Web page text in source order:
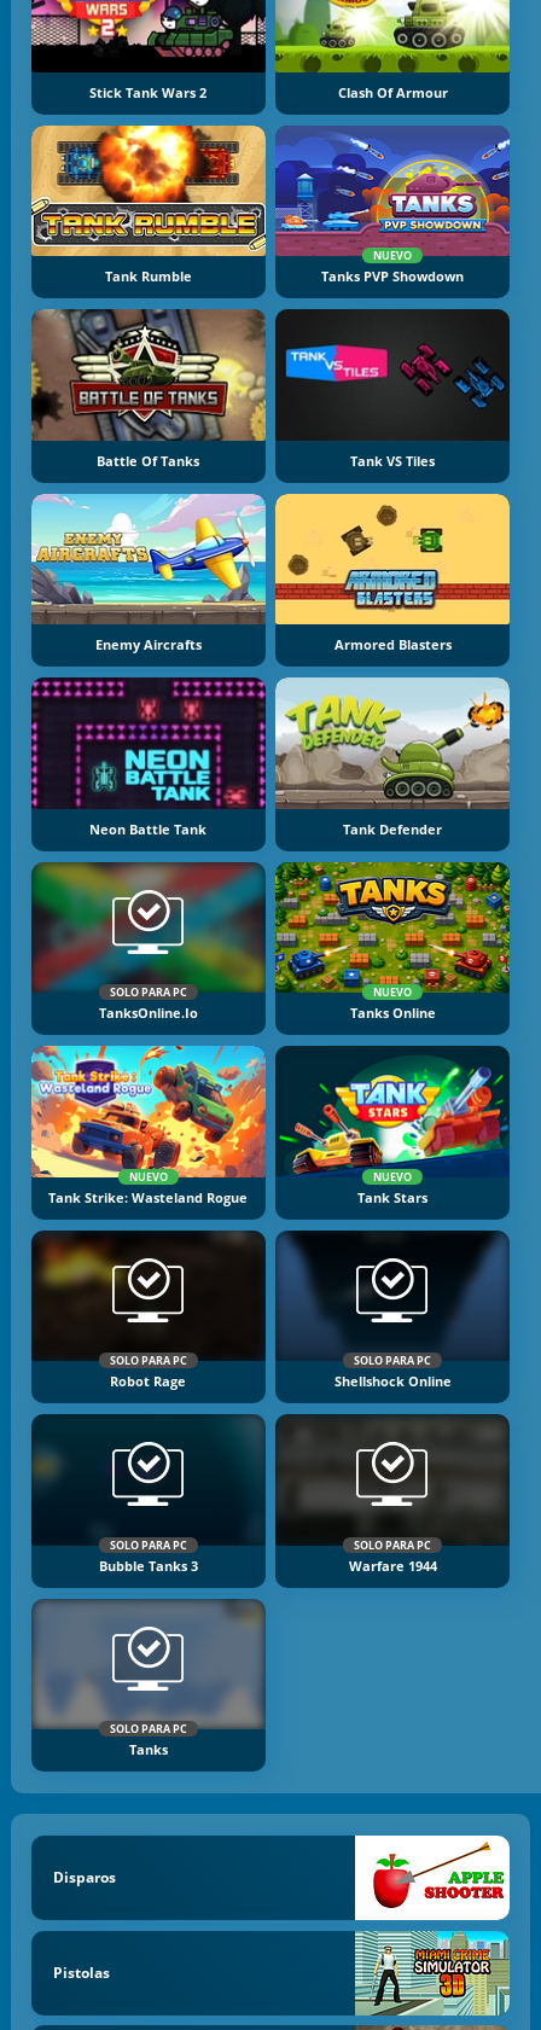
Stick Tank Wars 2 Clash Of Armour
Tank Rumble
NUEVO
Tanks PVP Showdown
Battle Of Tanks Tank VS Tiles
Enemy Aircrafts Armored Blasters
Neon Battle Tank Tank Defender
SOLO PARA PC
TanksOnline.io
NUEVO
Tanks Online
NUEVO
Tank Strike: Wasteland Rogue
NUEVO
Tank Stars
SOLO PARA PC
Robot Rage
SOLO PARA PC
Shellshock Online
SOLO PARA PC
Bubble Tanks 3
SOLO PARA PC
Warfare 1944
SOLO PARA PC
Tanks
Disparos
Pistolas